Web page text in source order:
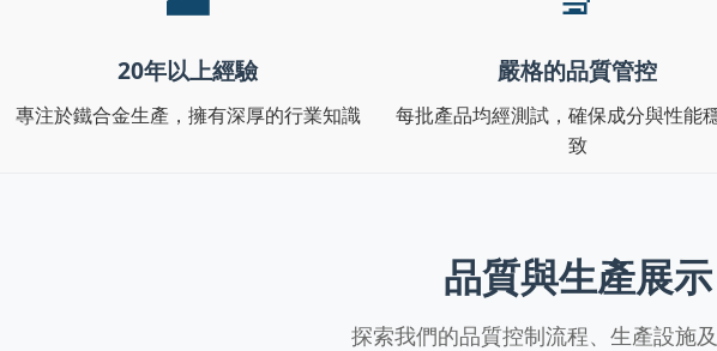
20年以上經驗
專注於鐵合金生產，擁有深厚的行業知識
嚴格的品質管控
每批產品均經測試，確保成分與性能
致
品質與生產展示
探索我們的品質控制流程、生產設施